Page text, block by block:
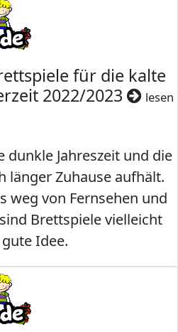
für die kalte
2022/2023
lesen
dunkle Jahreszeit und die
länger Zuhause aufhält.
weg von Fernsehen und
Brettspiele vielleicht
Idee.